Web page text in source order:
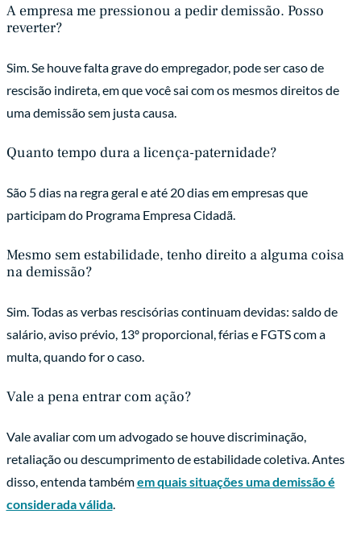
A empresa me pressionou a pedir demissão. Posso
reverter?
Sim. Se houve falta grave do empregador, pode ser caso de
rescisão indireta, em que você sai com os mesmos direitos de
uma demissão sem justa causa.
Quanto tempo dura a licença-paternidade?
São 5 dias na regra geral e até 20 dias em empresas que
participam do Programa Empresa Cidadã.
Mesmo sem estabilidade, tenho direito a alguma coisa
na demissão?
Sim. Todas as verbas rescisórias continuam devidas: saldo de
salário, aviso prévio, 13º proporcional, férias e FGTS com a
multa, quando for o caso.
Vale a pena entrar com ação?
Vale avaliar com um advogado se houve discriminação,
retaliação ou descumprimento de estabilidade coletiva. Antes
disso, entenda tambémem quais situações uma demissão é
considerada válida.